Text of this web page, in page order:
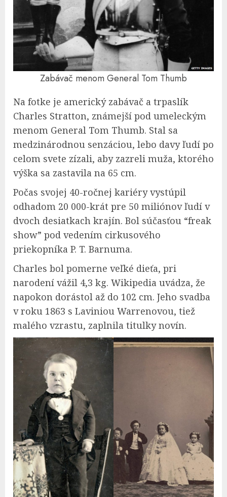
Zabávač menom General Tom Thumb
Na fotke je americký zabávač a trpaslík
Charles Stratton, známejší pod umeleckým
menom General Tom Thumb. Stal sa
medzinárodnou senzáciou, lebo davy ľudí po
celom svete zízali, aby zazreli muža, ktorého
výška sa zastavila na 65 cm.
Počas svojej 40-ročnej kariéry vystúpil
odhadom 20 000-krát pre 50 miliónov ľudí v
dvoch desiatkach krajín. Bol súčasťou “freak
show” pod vedením cirkusového
priekopníka P. T. Barnuma.
Charles bol pomerne veľké dieťa, pri
narodení vážil 4,3 kg. Wikipedia uvádza, že
napokon dorástol až do 102 cm. Jeho svadba
v roku 1863 s Laviniou Warrenovou, tiež
malého vzrastu, zaplnila titulky novín.